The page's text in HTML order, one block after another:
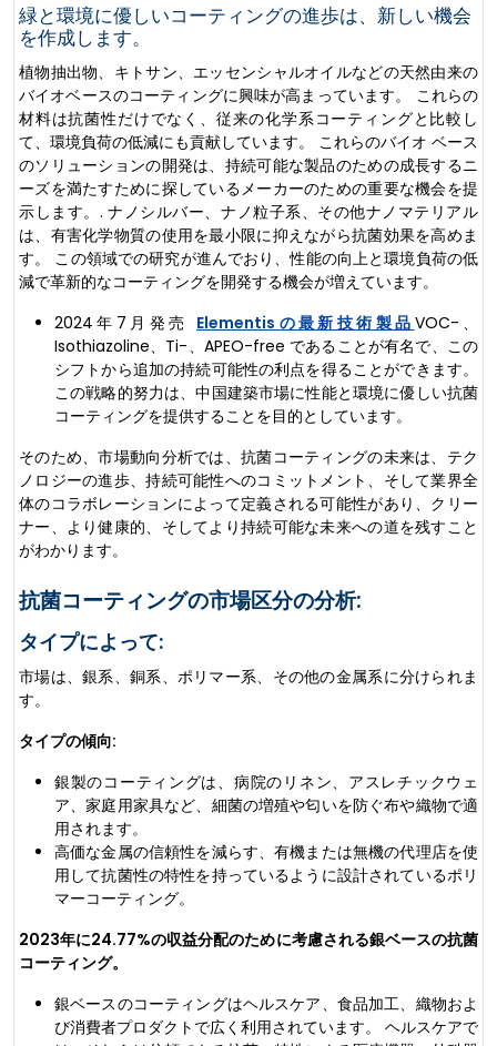
緑と環境に優しいコーティングの進歩は、新しい機会
を作成します。
植物抽出物、キトサン、エッセンシャルオイルなどの天然由来の
バイオベースのコーティングに興味が高まっています。 これらの
材料は抗菌性だけでなく、従来の化学系コーティングと比較し
て、環境負荷の低減にも貢献しています。 これらのバイオ ベース
のソリューションの開発は、持続可能な製品のための成長するニ
ーズを満たすために探しているメーカーのための重要な機会を提
示します。. ナノシルバー、ナノ粒子系、その他ナノマテリアル
は、有害化学物質の使用を最小限に抑えながら抗菌効果を高めま
す。 この領域での研究が進んでおり、性能の向上と環境負荷の低
減で革新的なコーティングを開発する機会が増えています。
2024年7月発売 Elementisの最新技術製品 VOC-、
Isothiazoline、Ti-、APEO-free であることが有名で、この
シフトから追加の持続可能性の利点を得ることができます。
この戦略的努力は、中国建築市場に性能と環境に優しい抗菌
コーティングを提供することを目的としています。
そのため、市場動向分析では、抗菌コーティングの未来は、テク
ノロジーの進歩、持続可能性へのコミットメント、そして業界全
体のコラボレーションによって定義される可能性があり、クリー
ナー、より健康的、そしてより持続可能な未来への道を残すこと
がわかります。
抗菌コーティングの市場区分の分析:
タイプによって:
市場は、銀系、銅系、ポリマー系、その他の金属系に分けられま
す。
タイプの傾向:
銀製のコーティングは、病院のリネン、アスレチックウェ
ア、家庭用家具など、細菌の増殖や匂いを防ぐ布や織物で適
用されます。
高価な金属の信頼性を減らす、有機または無機の代理店を使
用して抗菌性の特性を持っているように設計されているポリ
マーコーティング。
2023年に24.77%の収益分配のために考慮される銀ベースの抗菌
コーティング。
銀ベースのコーティングはヘルスケア、食品加工、織物およ
び消費者プロダクトで広く利用されています。 ヘルスケアで